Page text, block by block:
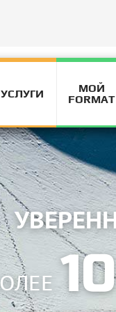
УСЛУГИ
МОЙ
FORMAT